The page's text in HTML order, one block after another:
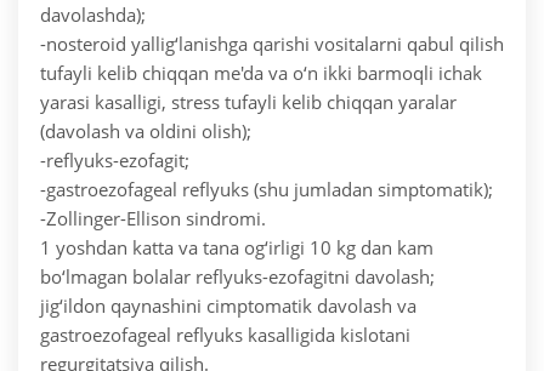
davolashda);
-nosteroid yallig‘lanishga qarishi vositalarni qabul qilish
tufayli kelib chiqqan me'da va o‘n ikki barmoqli ichak
yarasi kasalligi, stress tufayli kelib chiqqan yaralar
(davolash va oldini olish);
-reflyuks-ezofagit;
-gastroezofageal reflyuks (shu jumladan simptomatik);
-Zollinger-Ellison sindromi.
1 yoshdan katta va tana og‘irligi 10 kg dan kam
bo‘lmagan bolalar reflyuks-ezofagitni davolash;
jig‘ildon qaynashini cimptomatik davolash va
gastroezofageal reflyuks kasalligida kislotani
regurgitatsiya qilish.